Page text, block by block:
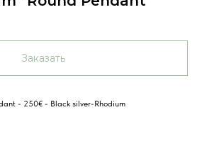
Заказать
- 250€ - Black silver-Rhodium